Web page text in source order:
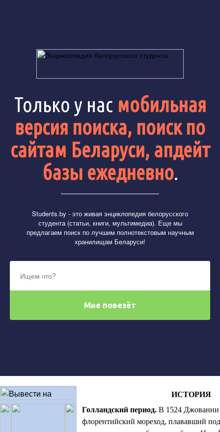
Только у нас мобильная
версия поиска, поиск по
сайтам Беларуси, апдейт
базы ежедневно.
Students.by - это живая энциклопедия белорусского
студента (статьи, книги, мультимедиа). Еще мы
предлагаем поиск по лучшим полнотекстовым научным
хранилищам Беларуси!
ИСТОРИЯ
Голландский период. В 1524 Джованни
флорентийский мореход, плававший